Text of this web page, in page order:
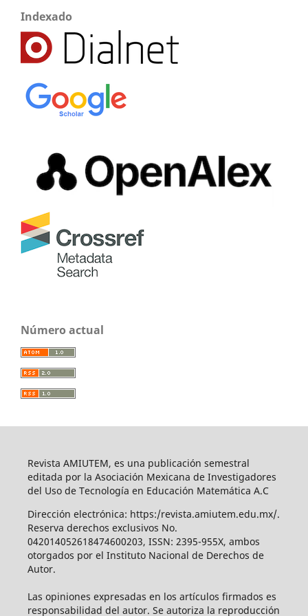
Indexado
Número actual
Revista AMIUTEM, es una publicación semestral
editada por la Asociación Mexicana de Investigadores
del Uso de Tecnología en Educación Matemática A.C
Dirección electrónica: https:/revista.amiutem.edu.mx/.
Reserva derechos exclusivos No.
042014052618474600203, ISSN: 2395-955X, ambos
otorgados por el Instituto Nacional de Derechos de
Autor.
Las opiniones expresadas en los artículos firmados es
responsabilidad del autor. Se autoriza la reproducción